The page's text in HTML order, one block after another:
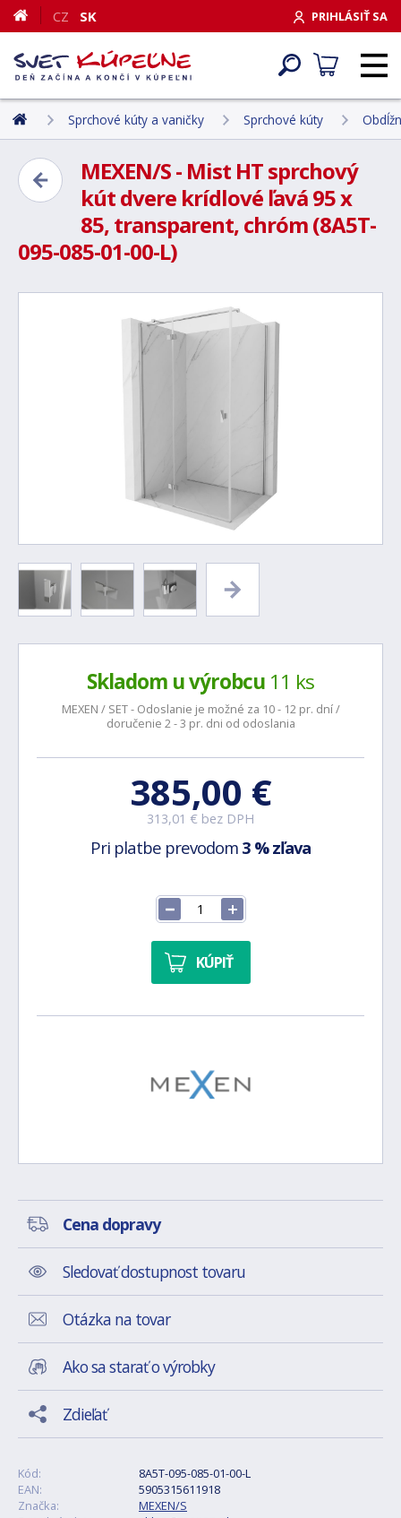
PRIHLÁSIŤ SA
CZ SK
Sprchové kúty a vaničky Sprchové kúty
MEXEN/S - Mist HT sprchový
kút dvere krídlové ľavá 95 x
85, transparent, chróm (8A5T-
095-085-01-00-L)
Skladom u výrobcu 11 ks
MEXEN / SET - Odoslanie je možné za 10 - 12 pr. dní /
doručenie 2 - 3 pr. dni od odoslania
385,00 €
313,01 € bez DPH
Pri platbe prevodom 3 % zľava
KÚPIŤ
Cena dopravy
Sledovať dostupnost tovaru
Otázka na tovar
Ako sa starať o výrobky
Zdieľať
Kód:
8A5T-095-085-01-00-L
EAN:
5905315611918
Značka:
MEXEN/S